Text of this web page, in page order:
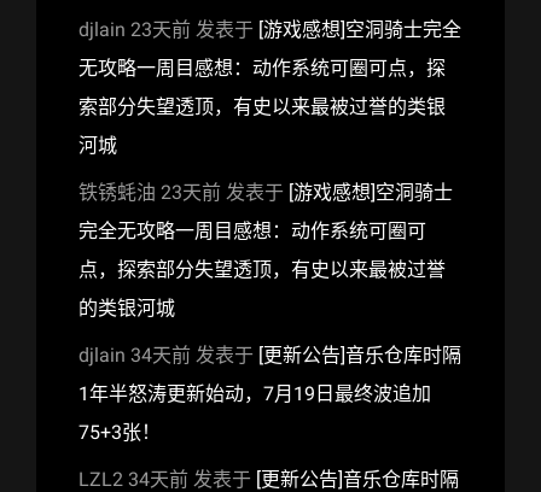
djlain 23天前 发表于 [游戏感想]空洞骑士完全
无攻略一周目感想：动作系统可圈可点，探
索部分失望透顶，有史以来最被过誉的类银
河城
铁锈蚝油 23天前 发表于 [游戏感想]空洞骑士
完全无攻略一周目感想：动作系统可圈可
点，探索部分失望透顶，有史以来最被过誉
的类银河城
djlain 34天前 发表于 [更新公告]音乐仓库时隔
1年半怒涛更新始动，7月19日最终波追加
75+3张！
LZL2 34天前 发表于 [更新公告]音乐仓库时隔